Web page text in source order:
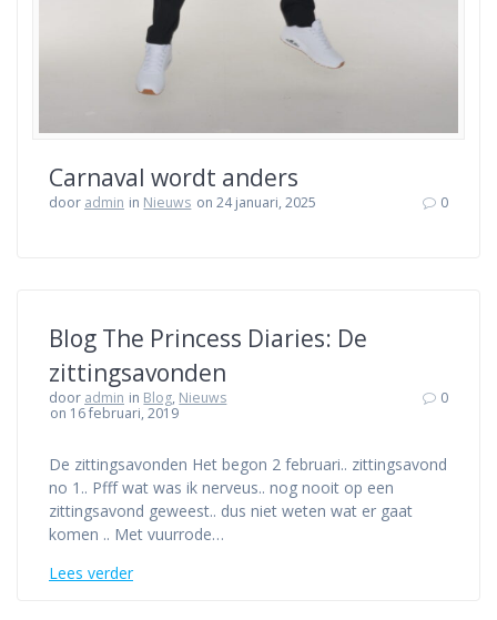
Carnaval wordt anders
door admin in Nieuws on 24 januari, 2025 0
Blog The Princess Diaries: De
zittingsavonden
door admin in Blog, Nieuws
on 16 februari, 2019
0
De zittingsavonden Het begon 2 februari.. zittingsavond
no 1.. Pfff wat was ik nerveus.. nog nooit op een
zittingsavond geweest.. dus niet weten wat er gaat
komen .. Met vuurrode…
Lees verder